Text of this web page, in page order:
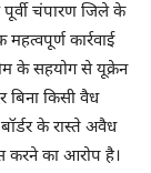
चंपारण जिले के
कार्रवाई
के सहयोग से यूक्रेन
बिना किसी वैध
के रास्ते अवैध
करने का आरोप है।